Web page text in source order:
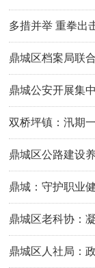
多措并举 重拳出
法
鼎城区档案局联
传活动
鼎城公安开展集
双桥坪镇：汛期
鼎城区公路建设
线
鼎城：守护职业
鼎城区老科协：
鼎城区人社局：